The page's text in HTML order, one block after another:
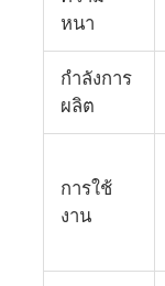
การควบคุมคุณ
ข่าว
หนา
กำลังการ
ผลิต
การใช้
งาน